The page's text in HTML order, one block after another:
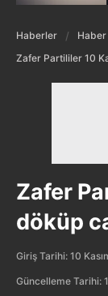
Haberler
Haber
Zafer Partililer 10
Zafer
döküp
Giriş Tarihi: 10
Güncelleme Tarihi: